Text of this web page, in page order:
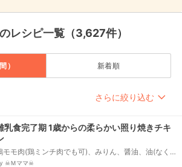
レシピ一覧（3,627件）
） 新着順
さらに絞り込む
乳食完了期 1歳からの柔らかい照り焼きチキ
モモ肉(鶏ミンチ肉でも可)、みりん、醤油、油(なく
も可)
☠︎Ｍママ☠︎